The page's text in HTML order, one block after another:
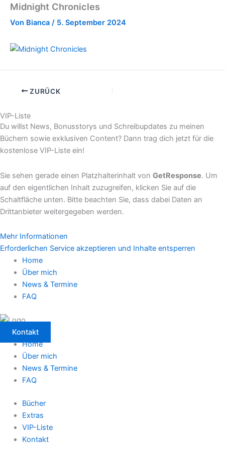
Midnight Chronicles
Von Bianca / 5. September 2024
ZURÜCK
VIP-Liste
Du willst News, Bonusstorys und Schreibupdates zu meinen
Büchern sowie exklusiven Content? Dann trag dich jetzt für die
kostenlose VIP-Liste ein!
Sie sehen gerade einen Platzhalterinhalt von GetResponse. Um
auf den eigentlichen Inhalt zuzugreifen, klicken Sie auf die
Schaltfläche unten. Bitte beachten Sie, dass dabei Daten an
Drittanbieter weitergegeben werden.
Mehr Informationen
Erforderlichen Service akzeptieren und Inhalte entsperren
Home
Über mich
News & Termine
FAQ
Kontakt
Home
Über mich
News & Termine
FAQ
Bücher
Extras
VIP-Liste
Kontakt